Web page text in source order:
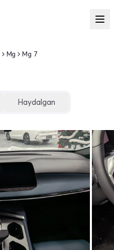
Mg Mg 7
Haydalgan